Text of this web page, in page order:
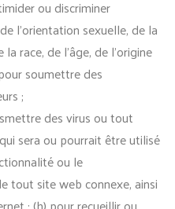
ou discriminer
l’orientation sexuelle, de la
race, de l’âge, de l’origine
soumettre des
;
des virus ou tout
sera ou pourrait être utilisé
ou le
tout site web connexe, ainsi